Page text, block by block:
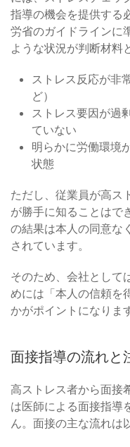
指導の機会を提供する
労省のガイドラインに
ような状況が判断材料
ストレス反応が非
ど）
ストレス要因が過
ていない
明らかに労働環境
状態
ただし、従業員が高ス
が勝手に知ることはで
の結果は本人の同意な
されています。
そのため、会社として
めには「本人の信頼を
かがポイントになりま
面接指導の流れと
高ストレス者から面接
は医師による面接指導
ん。面接の主な流れは